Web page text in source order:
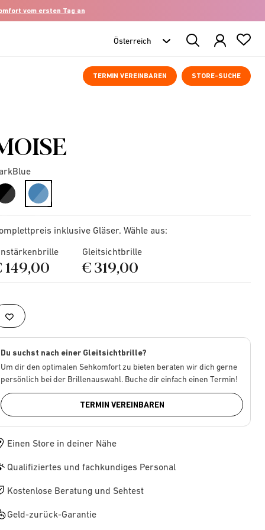
vom ersten Tag an
Search
Products
TERMIN VEREINBAREN STORE-SUCHE
selected
inklusive Gläser. Wähle aus:
149,00
Gleitsichtbrille
€ 319,00
Du suchst nach einer Gleitsichtbrille?
Um dir den optimalen Sehkomfort zu bieten beraten wir dich gerne
persönlich bei der Brillenauswahl. Buche dir einfach einen Termin!
TERMIN VEREINBAREN
Einen Store in deiner Nähe
Qualifiziertes und fachkundiges Personal
Kostenlose Beratung und Sehtest
Geld-zurück-Garantie